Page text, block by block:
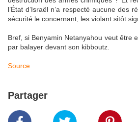
l’État d’Israël n’a respecté aucune des
sécurité le concernant, les violant sitôt
Bref, si Benyamin Netanyahou veut être
par balayer devant son kibboutz.
Source
Partager